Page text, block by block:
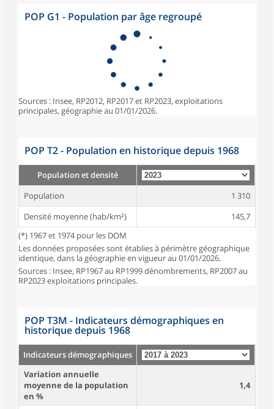
POP G1 - Population par âge regroupé
Sources : Insee, RP2012, RP2017 et RP2023, exploitations
principales, géographie au 01/01/2026.
POP T2 - Population en historique depuis 1968
Population et densité
Population
1 310
Densité moyenne (hab/km²)
145,7
(*) 1967 et 1974 pour les DOM
Les données proposées sont établies à périmètre géographique
identique, dans la géographie en vigueur au 01/01/2026.
Sources : Insee, RP1967 au RP1999 dénombrements, RP2007 au
RP2023 exploitations principales.
POP T3M - Indicateurs démographiques en
historique depuis 1968
Indicateurs démographiques
Variation annuelle
moyenne de la population
en %
1,4